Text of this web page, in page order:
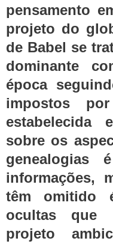
pensamento
projeto do
de Babel se
dominante
época
impostos
estabelecida
sobre os
genealogias
informações,
têm omitido
ocultas que
projeto